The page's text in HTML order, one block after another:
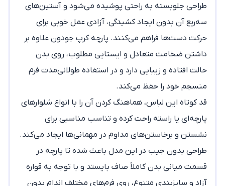
طراحی جلوبسته به راحتی پوشیده می‌شود و آستین‌های
سه‌ربع آن بدون ایجاد کشیدگی، آزادی عمل خوبی برای
حرکت دست‌ها فراهم می‌کنند. پارچه کرپ جودون علاوه بر
داشتن ضخامت متعادل و ایستایی مطلوب، روی بدن
حالت افتاده و زیبایی دارد و در استفاده طولانی‌مدت فرم
منسجم خود را حفظ می‌کند.
قد کوتاه این لباس، هماهنگ کردن آن را با انواع شلوارهای
پارچه‌ای یا راسته راحت کرده و تناسب مناسبی برای
نشستن و برخاستن‌های مداوم در مهمانی‌ها ایجاد می‌کند.
طراحی بدون جیب در این مدل باعث شده تا پارچه در
قسمت میانی بدن کاملاً صاف بایستد و با توجه به قواره
آزاد و سایزبندی متنوع، روی فرم‌های مختلف اندام بدون